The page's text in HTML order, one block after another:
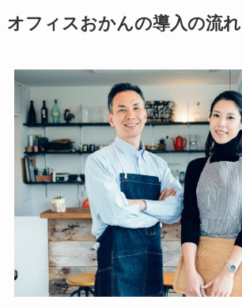
オフィスおかんの導入の流れ